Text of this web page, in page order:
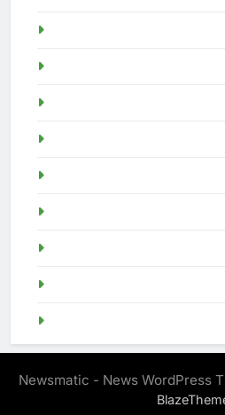
Newsmatic - News WordPress